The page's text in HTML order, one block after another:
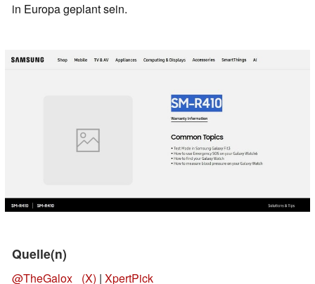
in Europa geplant sein.
Quelle(n)
@TheGalox_ (X) | XpertPick